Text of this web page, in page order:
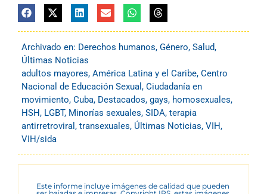
Archivado en: Derechos humanos, Género, Salud,
Últimas Noticias
adultos mayores, América Latina y el Caribe, Centro
Nacional de Educación Sexual , Ciudadanía en
movimiento, Cuba, Destacados, gays, homosexuales,
HSH, LGBT, Minorías sexuales, SIDA, terapia
antirretroviral , transexuales, Últimas Noticias, VIH,
VIH/sida
Este informe incluye imágenes de calidad que pueden